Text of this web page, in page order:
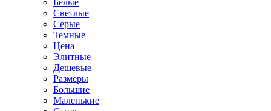
Белые
Светлые
Серые
Темные
Цена
Элитные
Дешевые
Размеры
Большие
Маленькие